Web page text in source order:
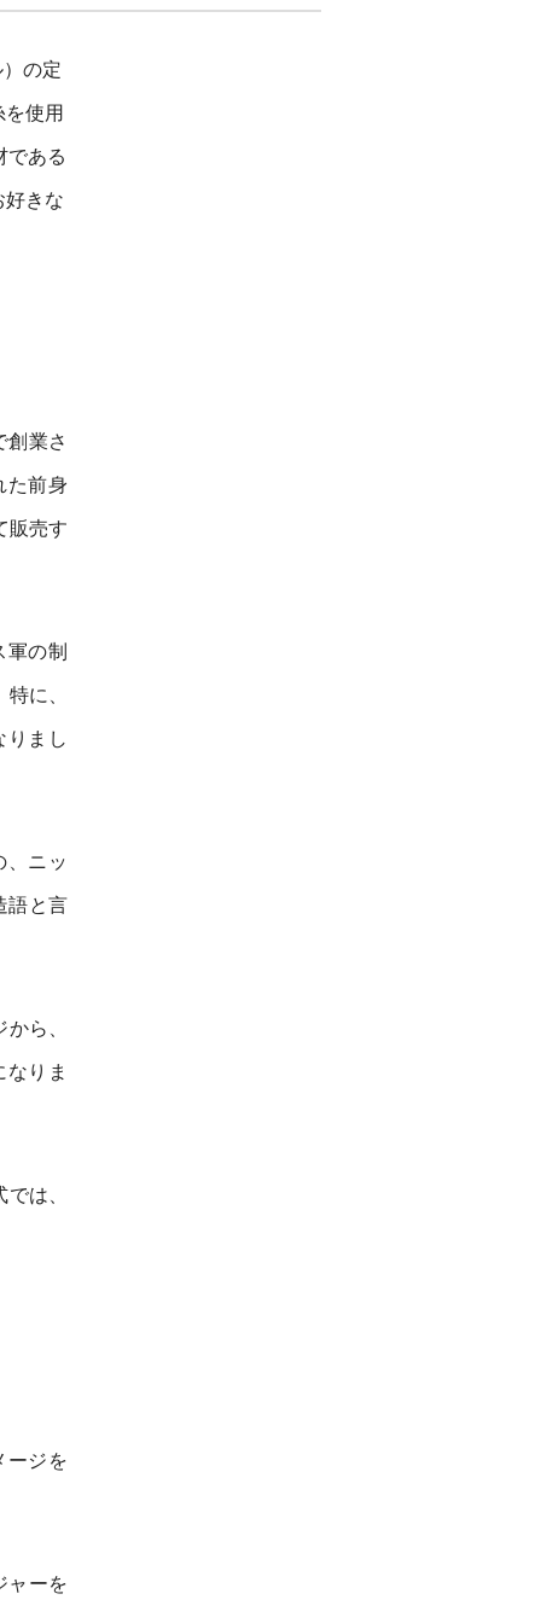
の定
使用
である
好きな
創業さ
た前身
販売す
の制
に、
りまし
、ニッ
語と言
ら、
りま
は、
ージを
ャーを